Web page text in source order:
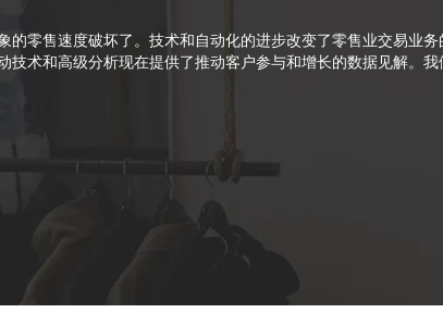
的零售速度破坏了。技术和自动化的进步改变了零售业交易业
技术和高级分析现在提供了推动客户参与和增长的数据见解。